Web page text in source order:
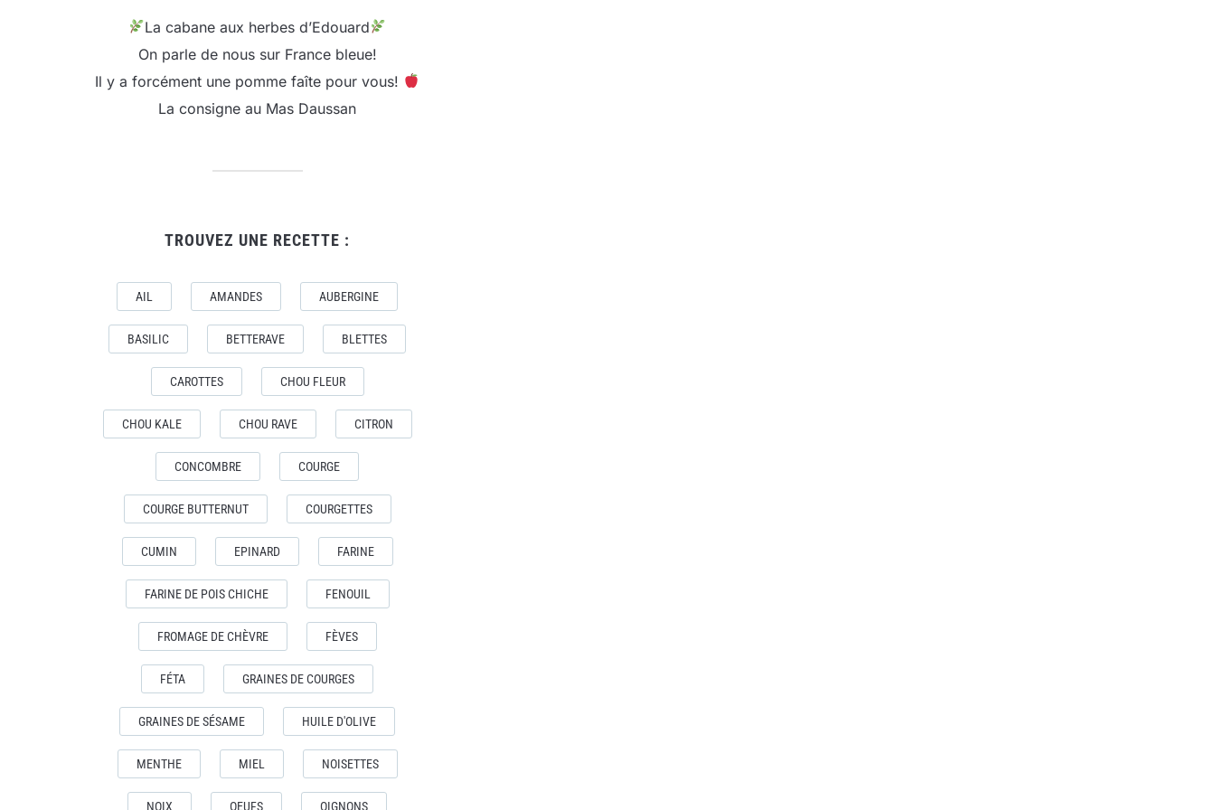
La cabane aux herbes d’Edouard
On parle de nous sur France bleue!
Il y a forcément une pomme faîte pour vous!
La consigne au Mas Daussan
TROUVEZ UNE RECETTE :
AIL AMANDES AUBERGINE
BASILIC BETTERAVE BLETTES
CAROTTES CHOU FLEUR
CHOU KALE CHOU RAVE CITRON
CONCOMBRE COURGE
COURGE BUTTERNUT COURGETTES
CUMIN EPINARD FARINE
FARINE DE POIS CHICHE FENOUIL
FROMAGE DE CHÈVRE FÈVES
FÉTA GRAINES DE COURGES
GRAINES DE SÉSAME HUILE D'OLIVE
MENTHE MIEL NOISETTES
NOIX OEUFS OIGNONS